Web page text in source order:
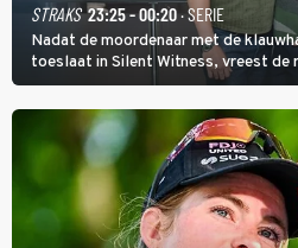
STRAKS 23:25 - 00:20· SERIE
Nadat de moordenaar met de
toeslaat in Silent Witness, vreest de
blijft en vinden Kit en Jack op de
twee andere potentiële slachtoffers.